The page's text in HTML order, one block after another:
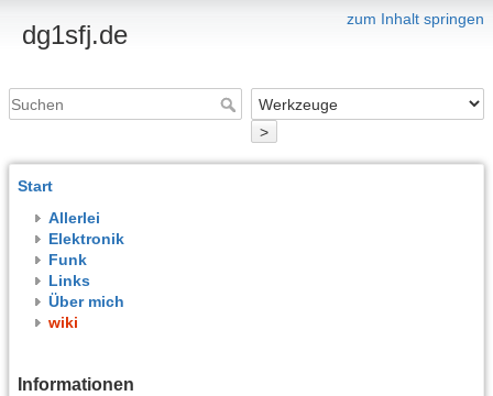
zum Inhalt springen
dg1sfj.de
>
Start
Allerlei
Elektronik
Funk
Links
Über mich
wiki
Informationen